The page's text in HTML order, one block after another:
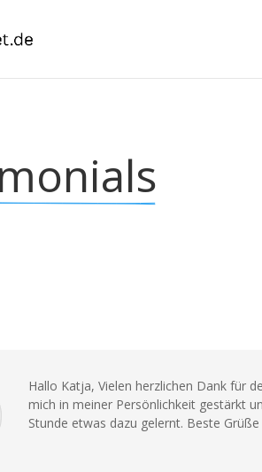
Hallo Katja, Vielen herzlichen Dank für
mich in meiner Persönlichkeit gestärkt
Stunde etwas dazu gelernt. Beste Grüße